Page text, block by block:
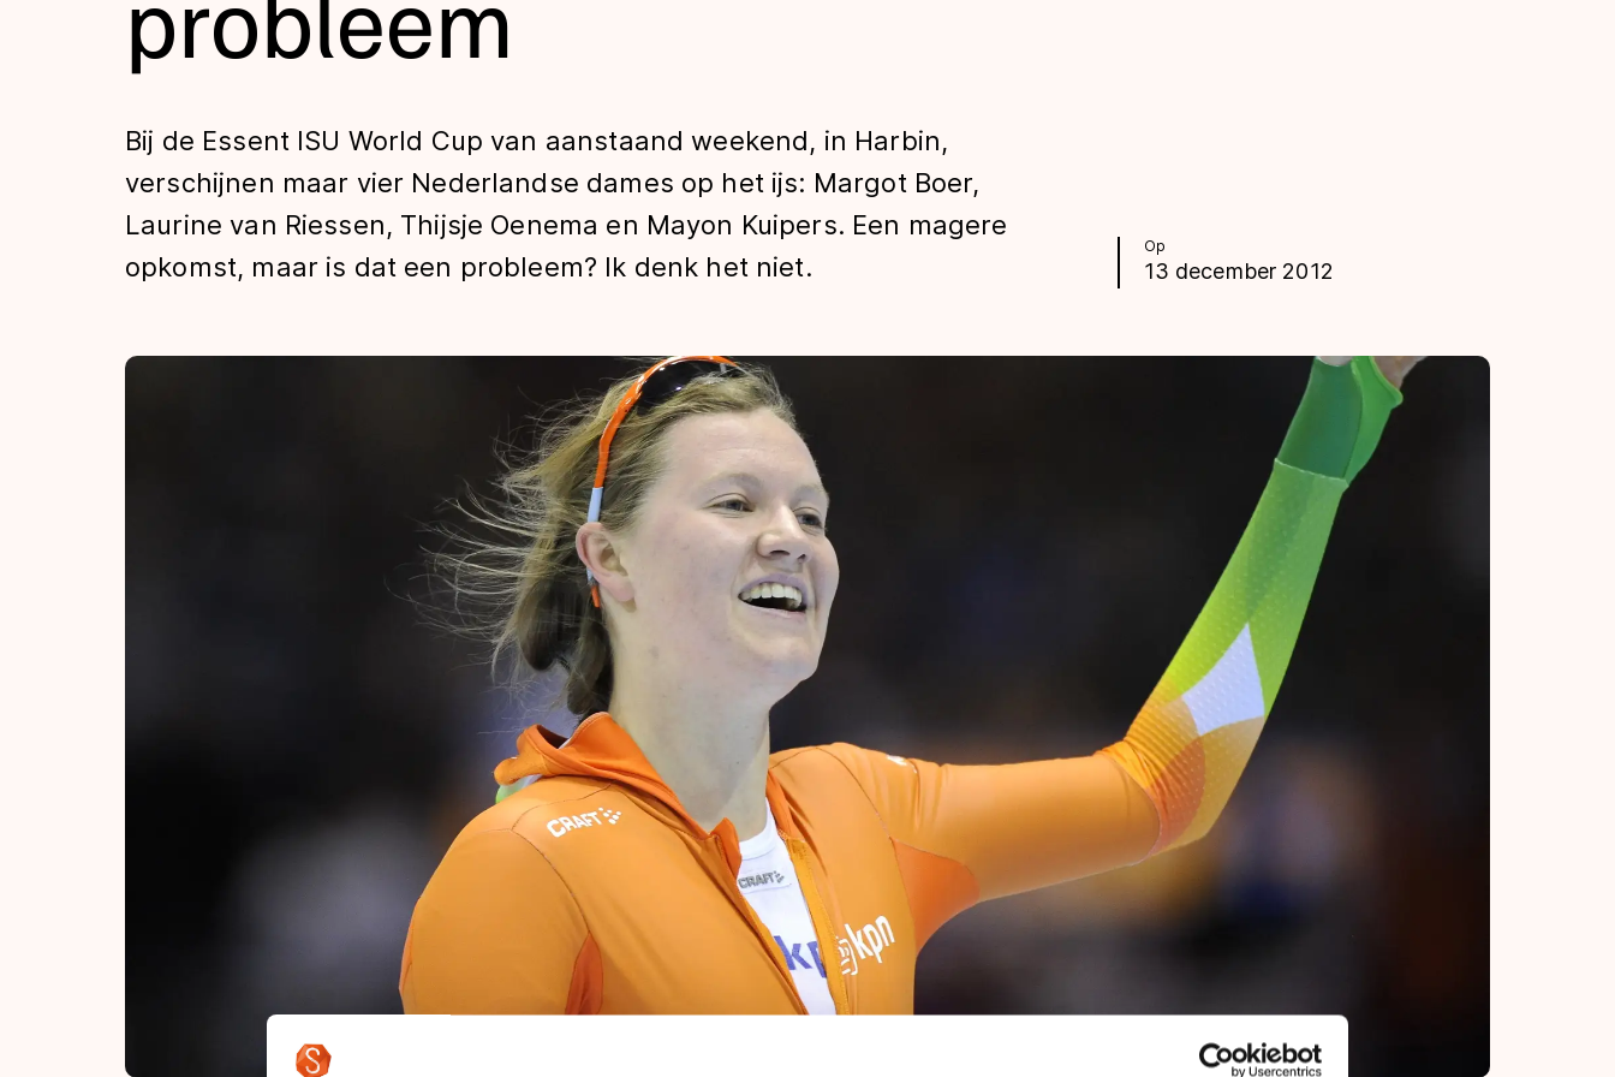
Tijden & historie
De weg op
Schaatsfans
Op
13 december 2012
Bij de Essent ISU World Cup van aanstaand weekend, in Harbin,
verschijnen maar vier Nederlandse dames op het ijs: Margot Boer,
Laurine van Riessen, Thijsje Oenema en Mayon Kuipers. Een magere
opkomst, maar is dat een probleem? Ik denk het niet.